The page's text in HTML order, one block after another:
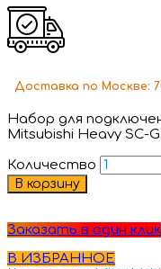
Доставка по Москве:
Набор для
Mitsubishi Heavy SC-
Количество
В корзину
Заказать в один клик
В ИЗБРАННОЕ